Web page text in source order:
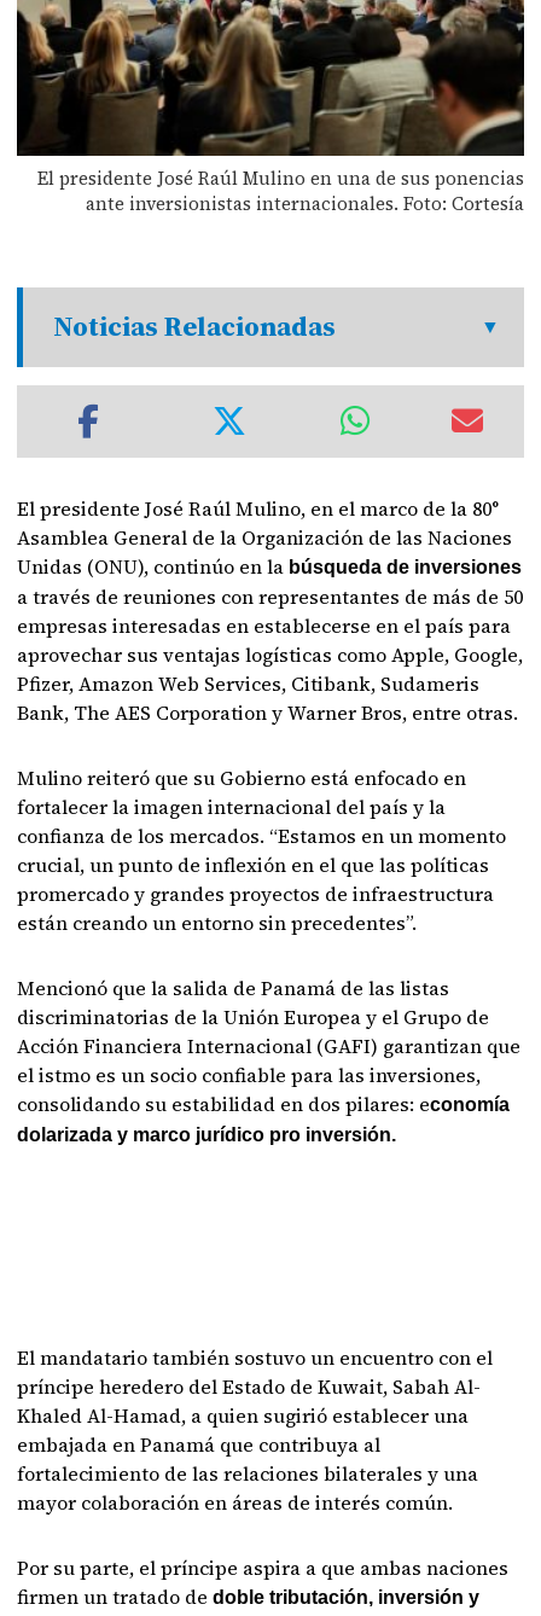
El presidente José Raúl Mulino en una de sus ponencias
ante inversionistas internacionales. Foto: Cortesía
Noticias Relacionadas
El presidente José Raúl Mulino, en el marco de la 80°
Asamblea General de la Organización de las Naciones
Unidas (ONU), continúo en la búsqueda de inversiones
a través de reuniones con representantes de más de 50
empresas interesadas en establecerse en el país para
aprovechar sus ventajas logísticas como Apple, Google,
Pfizer, Amazon Web Services, Citibank, Sudameris
Bank, The AES Corporation y Warner Bros, entre otras.
Mulino reiteró que su Gobierno está enfocado en
fortalecer la imagen internacional del país y la
confianza de los mercados. “Estamos en un momento
crucial, un punto de inflexión en el que las políticas
promercado y grandes proyectos de infraestructura
están creando un entorno sin precedentes”.
Mencionó que la salida de Panamá de las listas
discriminatorias de la Unión Europea y el Grupo de
Acción Financiera Internacional (GAFI) garantizan que
el istmo es un socio confiable para las inversiones,
consolidando su estabilidad en dos pilares: economía
dolarizada y marco jurídico pro inversión.
El mandatario también sostuvo un encuentro con el
príncipe heredero del Estado de Kuwait, Sabah Al-
Khaled Al-Hamad, a quien sugirió establecer una
embajada en Panamá que contribuya al
fortalecimiento de las relaciones bilaterales y una
mayor colaboración en áreas de interés común.
Por su parte, el príncipe aspira a que ambas naciones
firmen un tratado dedoble tributación, inversión y